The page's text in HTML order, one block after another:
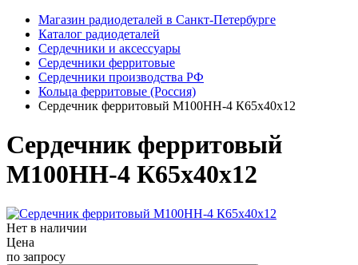
Магазин радиодеталей в Санкт-Петербурге
Каталог радиодеталей
Сердечники и аксессуары
Сердечники ферритовые
Сердечники производства РФ
Кольца ферритовые (Россия)
Сердечник ферритовый М100НН-4 К65х40х12
Сердечник ферритовый
М100НН-4 К65х40х12
Нет в наличии
Цена
по запросу